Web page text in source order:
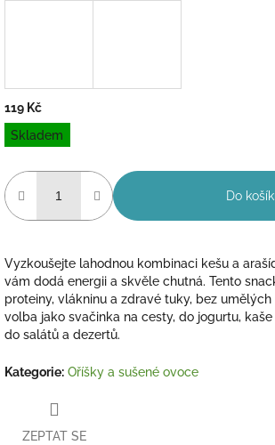
119 Kč
Měrná
cena:
Skladem
Do
Vyzkoušejte lahodnou kombinaci kešu a
vám dodá energii a skvěle chutná. Tento
proteiny, vlákninu a zdravé tuky, bez
volba jako svačinka na cesty, do jogurtu,
do salátů a dezertů.
Kategorie: Oříšky a sušené ovoce
ZEPTAT SE